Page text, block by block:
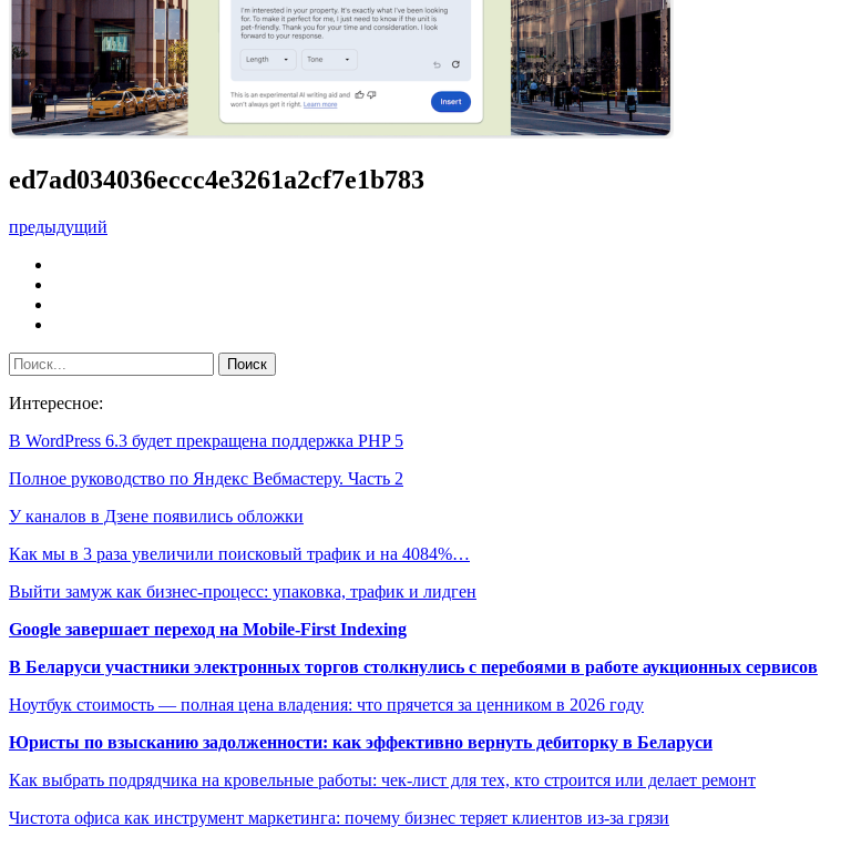
ed7ad034036eccc4e3261a2cf7e1b783
предыдущий
Интересное:
В WordPress 6.3 будет прекращена поддержка PHP 5
Полное руководство по Яндекс Вебмастеру. Часть 2
У каналов в Дзене появились обложки
Как мы в 3 раза увеличили поисковый трафик и на 4084%…
Выйти замуж как бизнес-процесс: упаковка, трафик и лидген
Google завершает переход на Mobile-First Indexing
В Беларуси участники электронных торгов столкнулись с перебоями в работе аукционных сервисов
Ноутбук стоимость — полная цена владения: что прячется за ценником в 2026 году
Юристы по взысканию задолженности: как эффективно вернуть дебиторку в Беларуси
Как выбрать подрядчика на кровельные работы: чек-лист для тех, кто строится или делает ремонт
Чистота офиса как инструмент маркетинга: почему бизнес теряет клиентов из-за грязи